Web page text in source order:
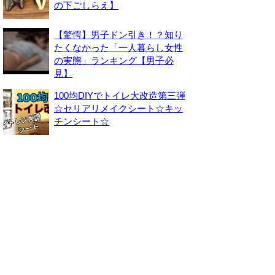
の下ごしらえ】
【驚愕】男子ドン引き！？知り
たくなかった「一人暮らし女性
の実態」ランキング【男子必
見】
100均DIYでトイレ大改造第三弾
☆セリアリメイクシート☆キッ
チンシート☆